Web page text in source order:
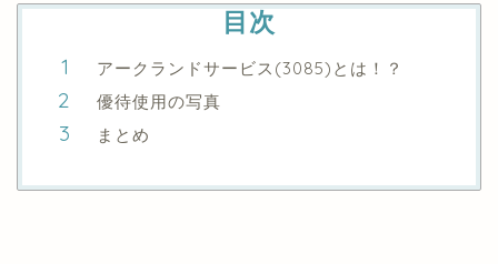
目次
アークランドサービス(3085)とは！？
優待使用の写真
まとめ